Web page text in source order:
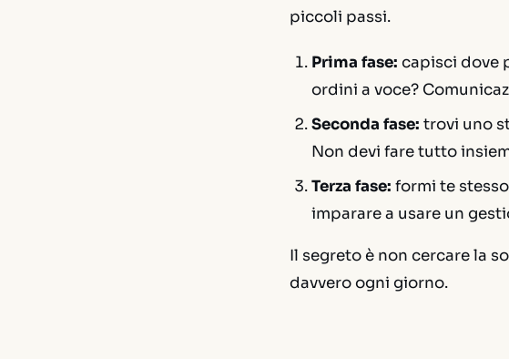
piccoli passi.
Prima fase: capisci dove
ordini a voce?
Seconda fase: trovi uno
Non devi fare tutto
Terza fase: formi te
imparare a usare un
Il segreto è non cercare la
davvero ogni giorno.